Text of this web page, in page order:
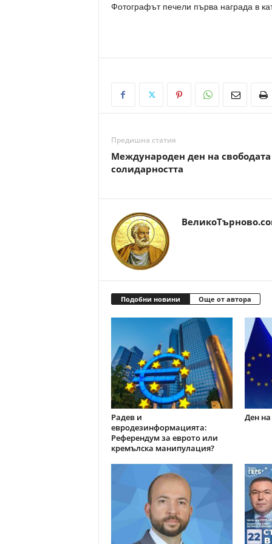
Фотографът печели първа награда в
Предишна статия
Международен ден на
солидарността
Подобни новини Още от автора
Радев и
евродезинформацията:
Референдум за еврото или
кремълска манипулация?
Ден на